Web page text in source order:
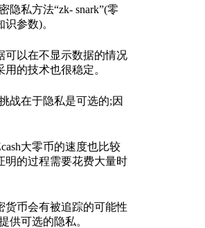
隐私方法“zk- snark”(零
参数)。
可以在不显示数据的情况
的技术也很稳定。
战在于隐私是可选的;因
大零币的速度也比较
明的过程需要花费大量时
货币会有被追踪的可能性
供可选的隐私。